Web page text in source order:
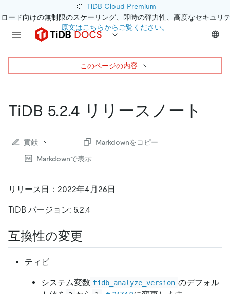
📣 TiDB Cloud Premium
ード向けの無制限のスケーリング、即時の弾力性、高度なセキュリ
原文はこちらからご覧ください。
TiDB 5.2.4 リリースノート
貢献
Markdownをコピー
Markdownで表示
リリース日：2022年4月26日
TiDB バージョン: 5.2.4
互換性の変更
ティビ
システム変数 tidb_analyze_version のデフォル
このページの内容